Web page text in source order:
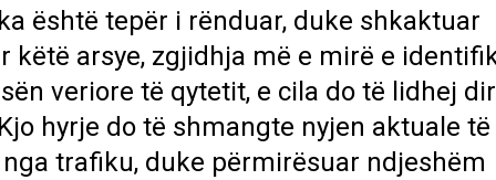
është tepër i rënduar, duke shkaktuar
këtë arsye, zgjidhja më e mirë e
veriore të qytetit, e cila do të lidhej
hyrje do të shmangte nyjen aktuale të
trafiku, duke përmirësuar ndjeshëm